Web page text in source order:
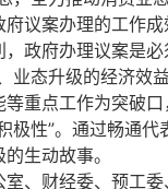
议案办理的工作
政府办理议案是
业态升级的经济效
重点工作为突破
极性”。通过畅通
生动故事。
室、财经委、预工